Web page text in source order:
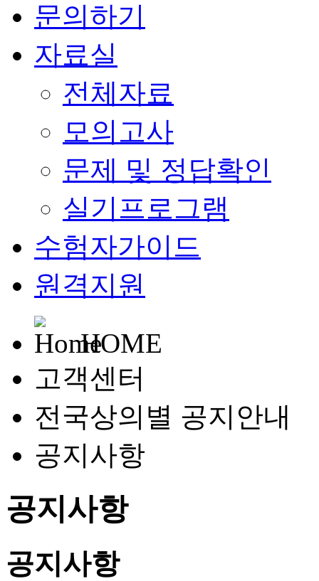
문의하기
자료실
전체자료
모의고사
문제 및 정답확인
실기프로그램
수험자가이드
원격지원
HOME
고객센터
전국상의별 공지안내
공지사항
공지사항
공지사항